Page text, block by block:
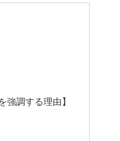
強調する理由】